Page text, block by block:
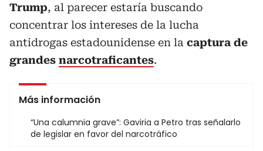
Trump, al parecer estaría buscando
concentrar los intereses de la lucha
antidrogas estadounidense en la captura de
grandes narcotraficantes.
Más información
“Una calumnia grave”: Gaviria a Petro tras señalarlo
de legislar en favor del narcotráfico